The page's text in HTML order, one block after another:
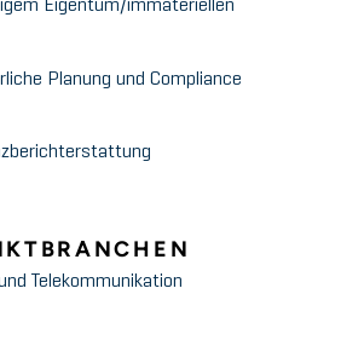
Eigentum/immateriellen
Planung und Compliance
Telekommunikation